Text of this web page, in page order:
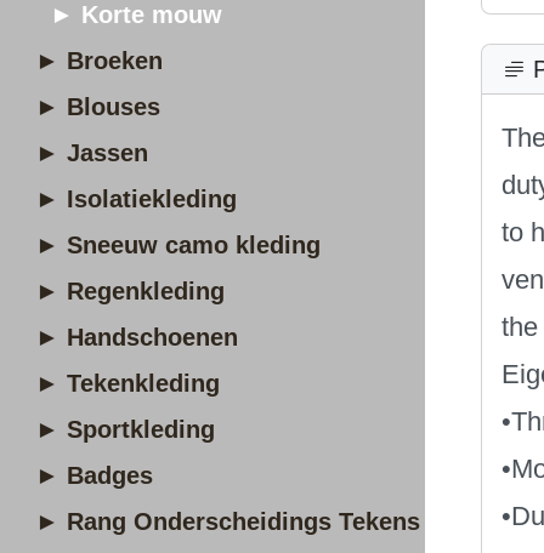
► Korte mouw
► Broeken
► Blouses
► Jassen
► Isolatiekleding
► Sneeuw camo kleding
► Regenkleding
► Handschoenen
► Tekenkleding
► Sportkleding
► Badges
► Rang Onderscheidings Tekens
to
the